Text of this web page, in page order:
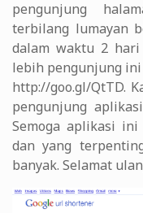
pengunjung
terbilang lumayan
dalam waktu 2
lebih pengunjung
http://goo.gl/QtTD.
pengunjung
Semoga aplikasi
dan yang
banyak. Selamat